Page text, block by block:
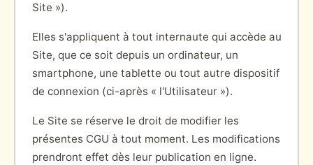
Site »).
Elles s'appliquent à tout internaute qui accède au
Site, que ce soit depuis un ordinateur, un
smartphone, une tablette ou tout autre dispositif
de connexion (ci-après « l'Utilisateur »).
Le Site se réserve le droit de modifier les
présentes CGU à tout moment. Les modifications
prendront effet dès leur publication en ligne.